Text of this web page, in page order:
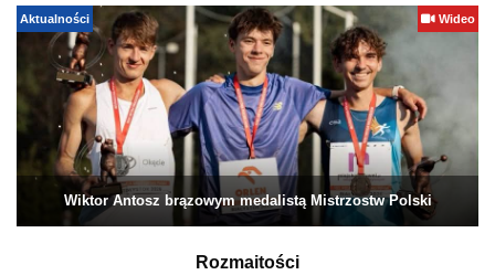
Aktualności Wideo
Wiktor Antosz brązowym medalistą Mistrzostw Polski
Rozmaitości